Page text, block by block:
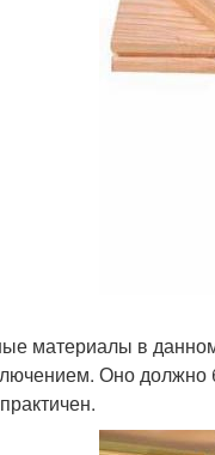
материалы в
Оно